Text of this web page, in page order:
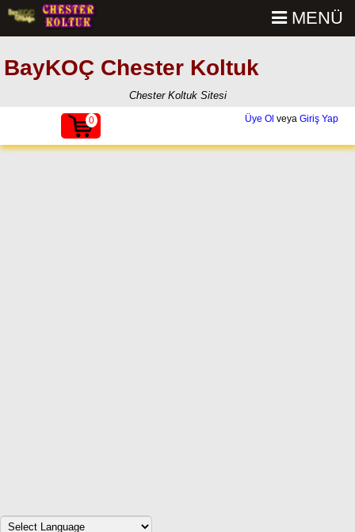
BayKOÇ Chester Koltuk
MENÜ
Chester Koltuk Sitesi
0 Üye Ol veya Giriş Yap